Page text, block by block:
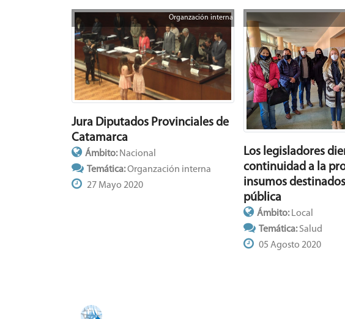
Organzación interna
Jura Diputados Provinciales de
Catamarca
Ámbito:Nacional
Temática:Organzación interna
27 Mayo 2020
Los legisladores
continuidad a la
insumos
pública
Ámbito: Local
Temática:Salud
05 Agosto 2020